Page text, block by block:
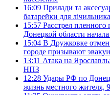
16:09 Прилади та
батарейки для лічильника
15:57 Расстрел пленного
Донецкой области
15:04 В Дружковке
городе призывают
13:11 Атака на
НПЗ
12:28 Удары РФ по
жизнь местного жителя,